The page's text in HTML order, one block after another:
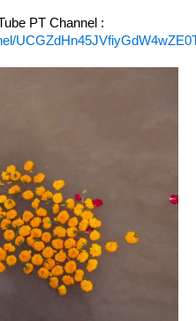
PT Channel :